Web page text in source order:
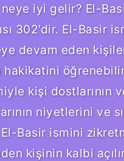
neye iyi gelir? El-
302’dir. El-Basir
devam eden
hakikatini
kişi dostlarının
niyetlerini ve
Basir ismini
kişinin kalbi